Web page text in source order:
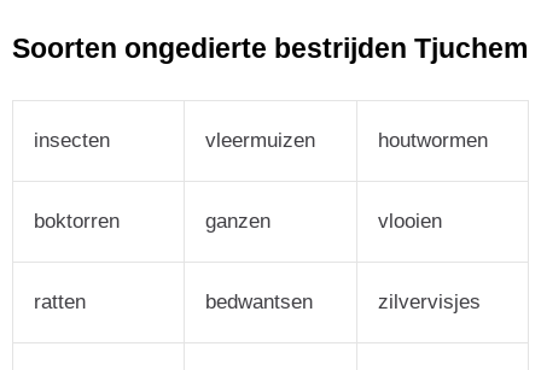
Soorten ongedierte bestrijden Tjuchem
insecten vleermuizen houtwormen
boktorren ganzen vlooien
ratten bedwantsen zilvervisjes